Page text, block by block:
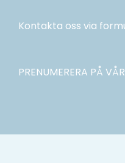
Kontakta oss via
PRENUMERERA PÅ